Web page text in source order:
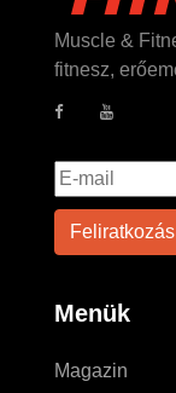
Muscle &
fitnesz,
Menük
Magazin